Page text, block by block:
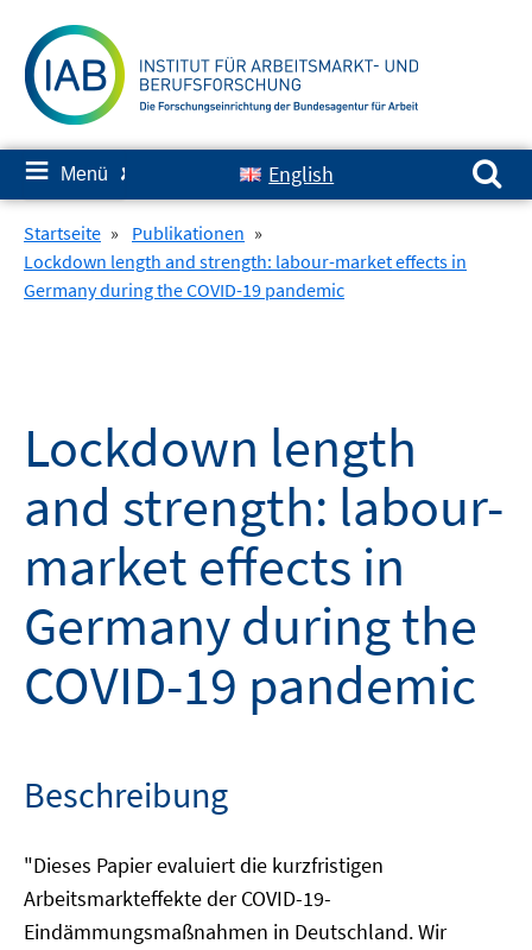
zum
Inhalt
≡ Menü ✘ English
Suchen nach:
Startseite » Publikationen »
Lockdown length and strength: labour-market effects in
Germany during the COVID-19 pandemic
Lockdown length
and strength: labour-
market effects in
Germany during the
COVID-19 pandemic
Beschreibung
"Dieses Papier evaluiert die kurzfristigen
Arbeitsmarkteffekte der COVID-19-
Eindämmungsmaßnahmen in Deutschland. Wir